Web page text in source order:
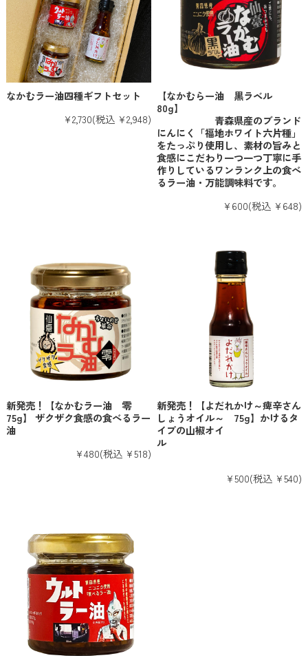
なかむラー油四種ギフトセット
¥2,730(税込 ¥2,948)
【なかむらー油 黒ラベル
80g】
青森県産のブランド
にんにく「福地ホワイト六片種」
をたっぷり使用し、素材の旨みと
食感にこだわり一つ一つ丁寧に手
作りしているワンランク上の食べ
るラー油・万能調味料です。
¥600(税込 ¥648)
新発売！【なかむラー油 零
75g】 ザクザク食感の食べるラー
油
¥480(税込 ¥518)
新発売！【よだれかけ～痺辛さん
しょうオイル～ 75g】かけるタ
イプの山椒オイ
ル
¥500(税込 ¥540)